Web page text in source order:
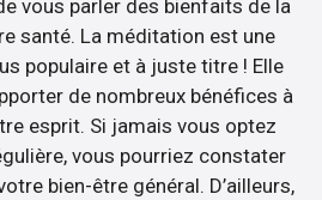
vous parler des bienfaits de la
santé. La méditation est une
populaire et à juste titre ! Elle
de nombreux bénéfices à
esprit. Si jamais vous optez
vous pourriez constater
bien-être général. D’ailleurs,